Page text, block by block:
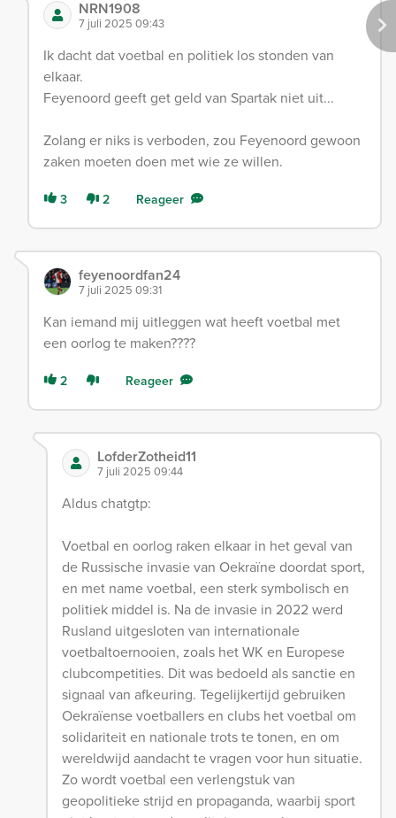
NRN1908
7 juli 2025 09:43
Ik dacht dat voetbal en politiek los stonden van
elkaar.
Feyenoord geeft get geld van Spartak niet uit...
Zolang er niks is verboden, zou Feyenoord gewoon
zaken moeten doen met wie ze willen.
3 2 Reageer
feyenoordfan24
7 juli 2025 09:31
Kan iemand mij uitleggen wat heeft voetbal met
een oorlog te maken????
2 Reageer
LofderZotheid11
7 juli 2025 09:44
Aldus chatgtp:
Voetbal en oorlog raken elkaar in het geval van
de Russische invasie van Oekraïne doordat sport,
en met name voetbal, een sterk symbolisch en
politiek middel is. Na de invasie in 2022 werd
Rusland uitgesloten van internationale
voetbaltoernooien, zoals het WK en Europese
clubcompetities. Dit was bedoeld als sanctie en
signaal van afkeuring. Tegelijkertijd gebruiken
Oekraïense voetballers en clubs het voetbal om
solidariteit en nationale trots te tonen, en om
wereldwijd aandacht te vragen voor hun situatie.
Zo wordt voetbal een verlengstuk van
geopolitieke strijd en propaganda, waarbij sport